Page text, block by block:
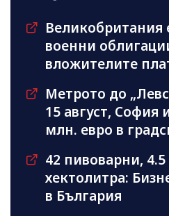
Великобритания
военни
вложителите
Метрото до
15 август, София
млн. евро в
42 пивоварни,
хектолитра:
в България